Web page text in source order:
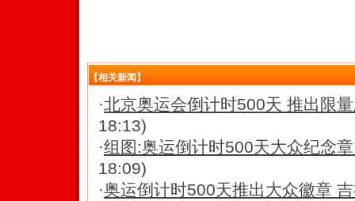
【相关新闻】
·北京奥运会倒计时500天 推出限
18:13)
·组图:奥运倒计时500天大众纪念
18:09)
·奥运倒计时500天推出大众徽章